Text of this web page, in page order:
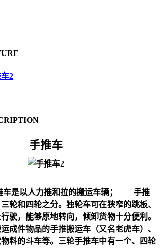
手推车
是以人力推和拉的搬运车辆； 手推
轮和四轮之分。独轮车可在狭窄的跳板、
驶，能够原地转向，倾卸货物十分便利。
成件物品的手推搬运车（又名老虎车）、
料的斗车等。三轮手推车中有一个、四轮